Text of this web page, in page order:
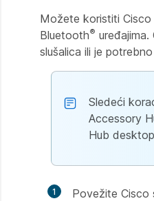
Možete koristiti
Bluetooth®
slušalica ili je
Sledeći
Accessory
Hub
1 Povežite Cisco